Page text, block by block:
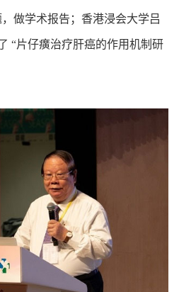
做学术报告；香港浸会大学吕
“片仔癀治疗肝癌的作用机制研